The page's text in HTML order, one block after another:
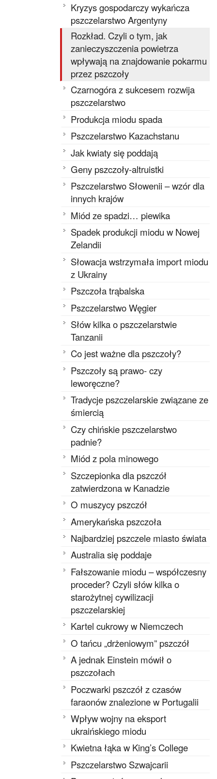
Kryzys gospodarczy wykańcza
pszczelarstwo Argentyny
Rozkład. Czyli o tym, jak
zanieczyszczenia powietrza
wpływają na znajdowanie pokarmu
przez pszczoły
Czarnogóra z sukcesem rozwija
pszczelarstwo
Produkcja miodu spada
Pszczelarstwo Kazachstanu
Jak kwiaty się poddają
Geny pszczoły-altruistki
Pszczelarstwo Słowenii – wzór dla
innych krajów
Miód ze spadzi… piewika
Spadek produkcji miodu w Nowej
Zelandii
Słowacja wstrzymała import miodu
z Ukrainy
Pszczoła trąbalska
Pszczelarstwo Węgier
Słów kilka o pszczelarstwie
Tanzanii
Co jest ważne dla pszczoły?
Pszczoły są prawo- czy
leworęczne?
Tradycje pszczelarskie związane ze
śmiercią
Czy chińskie pszczelarstwo
padnie?
Miód z pola minowego
Szczepionka dla pszczół
zatwierdzona w Kanadzie
O muszycy pszczół
Amerykańska pszczoła
Najbardziej pszczele miasto świata
Australia się poddaje
Fałszowanie miodu – współczesny
proceder? Czyli słów kilka o
starożytnej cywilizacji
pszczelarskiej
Kartel cukrowy w Niemczech
O tańcu „drżeniowym” pszczół
A jednak Einstein mówił o
pszczołach
Poczwarki pszczół z czasów
faraonów znalezione w Portugalii
Wpływ wojny na eksport
ukraińskiego miodu
Kwietna łąka w King’s College
Pszczelarstwo Szwajcarii